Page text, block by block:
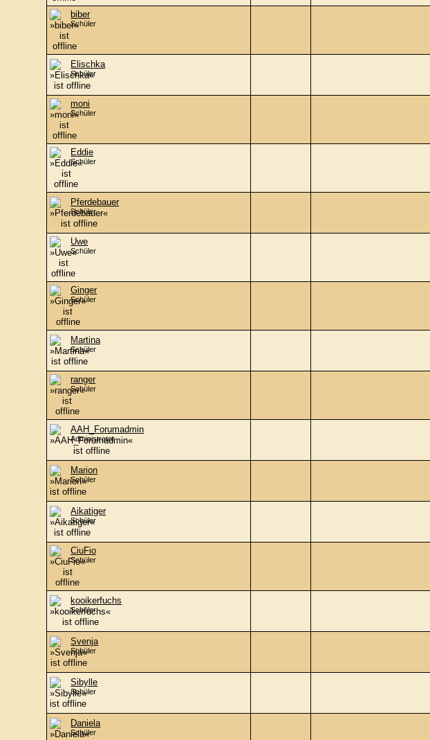
biber
Schüler
Elischka
Schüler
moni
Schüler
Eddie
Schüler
Pferdebauer
Schüler
Uwe
Schüler
Ginger
Schüler
Martina
Schüler
ranger
Schüler
AAH_Forumadmin
Administrator
Marion
Schüler
Aikatiger
Schüler
CiuFio
Schüler
kooikerfuchs
Schüler
Svenja
Schüler
Sibylle
Schüler
Daniela
Schüler